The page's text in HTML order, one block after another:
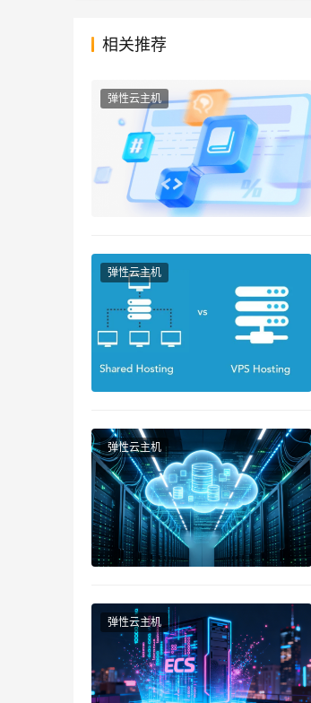
相关推荐
弹性云主机
弹性云主机
弹性云主机
弹性云主机